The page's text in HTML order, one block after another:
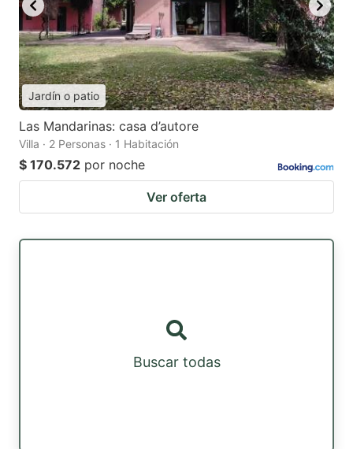
Jardín o patio
Las Mandarinas: casa d’autore
Villa · 2 Personas · 1 Habitación
$ 170.572 por noche
Ver oferta
Buscar todas